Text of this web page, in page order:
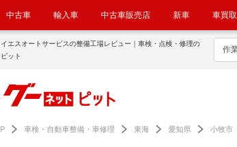
中古車 輸入車 中古車販売店 新車 車買取
エスオートサービスの整備工場レビュー｜車検・点検・修理の
ット
車検・自動車整備・車修理 東海 愛知県 小牧市